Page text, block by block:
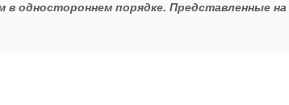
одностороннем порядке. Представленные